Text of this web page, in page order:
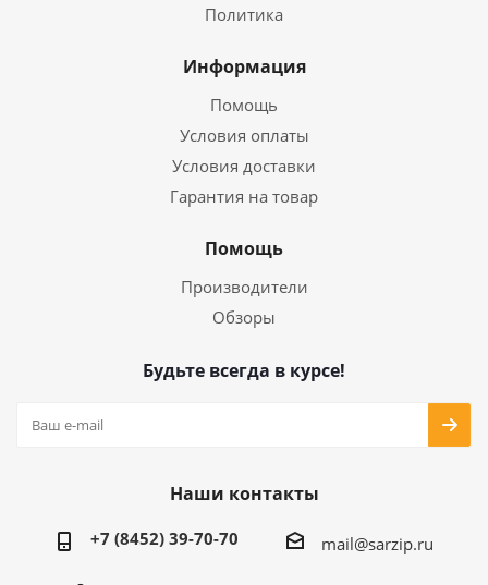
Политика
Информация
Помощь
Условия оплаты
Условия доставки
Гарантия на товар
Помощь
Производители
Обзоры
Будьте всегда в курсе!
Наши контакты
+7 (8452) 39-70-70 mail@sarzip.ru